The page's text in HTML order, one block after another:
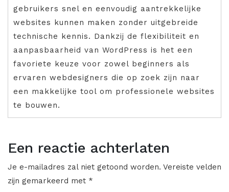
gebruikers snel en eenvoudig aantrekkelijke
websites kunnen maken zonder uitgebreide
technische kennis. Dankzij de flexibiliteit en
aanpasbaarheid van WordPress is het een
favoriete keuze voor zowel beginners als
ervaren webdesigners die op zoek zijn naar
een makkelijke tool om professionele websites
te bouwen.
Een reactie achterlaten
Je e-mailadres zal niet getoond worden. Vereiste velden
zijn gemarkeerd met *